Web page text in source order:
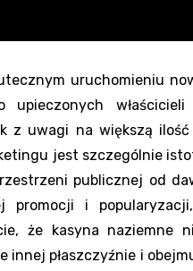
uruchomieniu
upieczonych
z uwagi na większą
jest szczególnie
publicznej od
i
że kasyna naziemne
innej płaszczyźnie i